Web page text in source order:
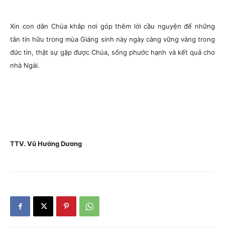
Xin con dân Chúa khắp nơi góp thêm lời cầu nguyện để những
tân tín hữu trong mùa Giáng sinh này ngày càng vững vàng trong
đức tin, thật sự gặp được Chúa, sống phước hạnh và kết quả cho
nhà Ngài.
TTV. Vũ Hướng Dương